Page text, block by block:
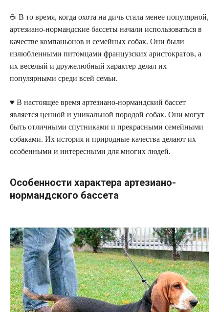
☕️ В то время, когда охота на дичь стала менее популярной,
артезиано-нормандские бассеты начали использоваться в
качестве компаньонов и семейных собак. Они были
излюбленными питомцами французских аристократов, а
их веселый и дружелюбный характер делал их
популярными среди всей семьи.
♥️ В настоящее время артезиано-нормандский бассет
является ценной и уникальной породой собак. Они могут
быть отличными спутниками и прекрасными семейными
собаками. Их история и природные качества делают их
особенными и интересными для многих людей.
Особенности характера артезиано-
нормандского бассета